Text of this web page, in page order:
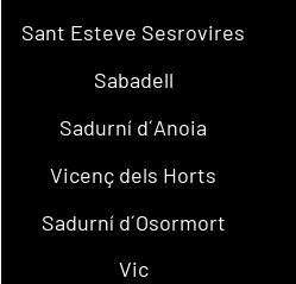
Sant Esteve Sesrovires
Sabadell
Sadurní d´Anoia
Vicenç dels Horts
Sadurní d´Osormort
Vic